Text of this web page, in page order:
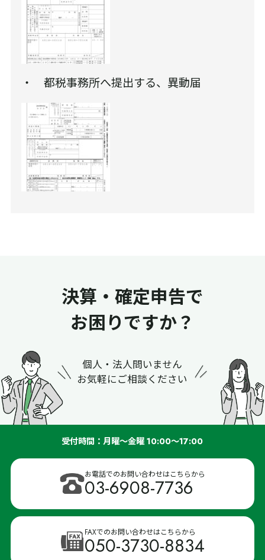
・ 都税事務所へ提出する、異動届
決算・確定申告で
お困りですか？
個人・法人問いません
お気軽にご相談ください
受付時間：月曜～金曜 10:00～17:00
お電話でのお問い合わせはこちらから
03-6908-7736
FAXでのお問い合わせはこちらから
050-3730-8834